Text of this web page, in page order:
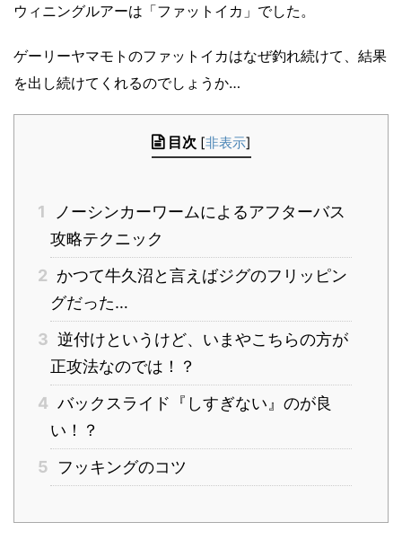
ウィニングルアーは「ファットイカ」でした。
ゲーリーヤマモトのファットイカはなぜ釣れ続けて、結果
を出し続けてくれるのでしょうか…
目次 [非表示]
1
ノーシンカーワームによるアフターバス
攻略テクニック
2 かつて牛久沼と言えばジグのフリッピン
グだった…
3 逆付けというけど、いまやこちらの方が
正攻法なのでは！？
4 バックスライド『しすぎない』のが良
い！？
5
フッキングのコツ